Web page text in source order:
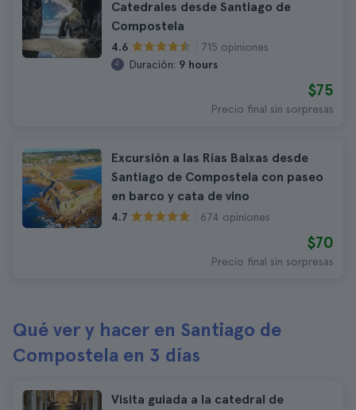
Catedrales desde Santiago de
Compostela
4.6
715 opiniones
Duración: 9 hours
$75
Precio final sin sorpresas
Excursión a las Rías Baixas desde
Santiago de Compostela con paseo
en barco y cata de vino
4.7 674 opiniones
$70
Precio final sin sorpresas
Qué ver y hacer en Santiago de
Compostela en 3 días
Visita guiada a la catedral de